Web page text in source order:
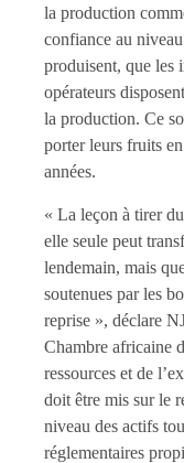
la production
confiance au
produisent, que les
opérateurs
la production. Ce
porter leurs fruits
années.
« La leçon à tirer
elle seule peut
lendemain, mais
soutenues par les
reprise », déclare
Chambre africaine
ressources et de
doit être mis sur le
niveau des actifs
réglementaires